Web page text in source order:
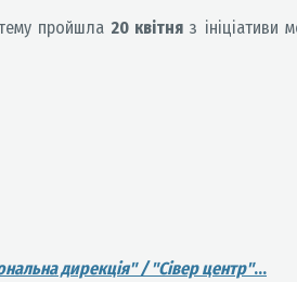
пройшла 20 квітня з ініціативи
дирекція" / "Сівер центр"...